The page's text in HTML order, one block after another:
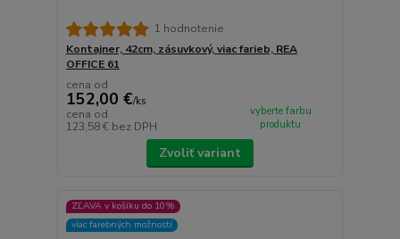
1 hodnotenie
Kontajner, 42cm, zásuvkový, viac farieb, REA
OFFICE 61
cena od
152,00 €/ks
cena od
123,58 € bez DPH
vyberte farbu
produktu
Zvoliť variant
ZĽAVA v košíku do 10%
viac farebných možností